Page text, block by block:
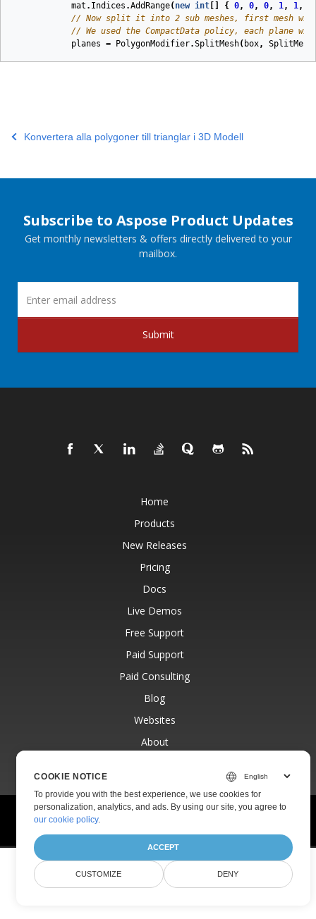
mat . Indices .AddRange( new int { 0, 0, 0, 1, 1,
// Now split it into 2 sub meshes, first mesh will
// We used the CompactData policy, each plane
planes = PolygonModifier.SplitMesh( box,
Konvertera alla polygoner till trianglar i 3D Modell
Subscribe to Aspose Product Updates
Get monthly newsletters & offers directly delivered to your
mailbox.
Submit
Home
Products
New Releases
Pricing
Docs
Live Demos
Free Support
Paid Support
Paid Consulting
Blog
Websites
About
© Aspose Pty Ltd 2001-2026.All Rights Reserved.
COOKIE NOTICE
To provide you with the best experience, we use cookies for
personalization, analytics, and ads. By using our site, you agree to
our cookie policy.
ACCEPT
CUSTOMIZE DENY